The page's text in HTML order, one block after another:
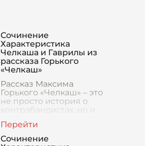
Сочинение
Характеристика
Челкаша и Гаврилы из
рассказа Горького
«Челкаш»
Рассказ Максима
Горького «Челкаш» – это
не просто история о
контрабандистах, но и
человеческой
природы,
Сочинение